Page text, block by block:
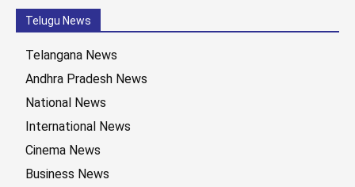
Telugu News
Telangana News
Andhra Pradesh News
National News
International News
Cinema News
Business News